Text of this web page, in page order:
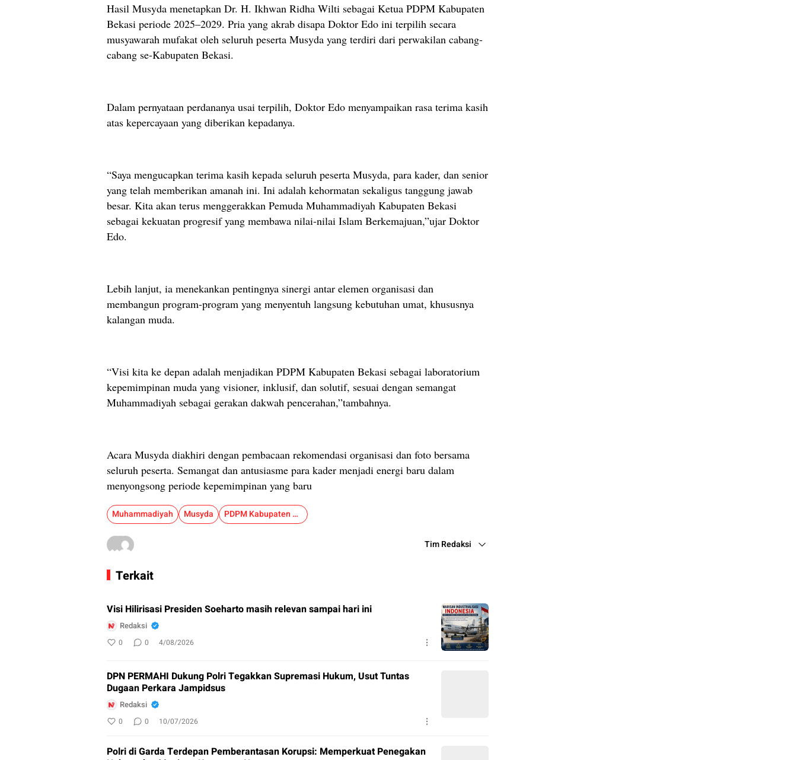
Hasil Musyda menetapkan Dr. H. Ikhwan Ridha Wilti sebagai Ketua PDPM Kabupaten
Bekasi periode 2025–2029. Pria yang akrab disapa Doktor Edo ini terpilih secara
musyawarah mufakat oleh seluruh peserta Musyda yang terdiri dari perwakilan cabang-
cabang se-Kabupaten Bekasi.
Dalam pernyataan perdananya usai terpilih, Doktor Edo menyampaikan rasa terima kasih
atas kepercayaan yang diberikan kepadanya.
“Saya mengucapkan terima kasih kepada seluruh peserta Musyda, para kader, dan senior
yang telah memberikan amanah ini. Ini adalah kehormatan sekaligus tanggung jawab
besar. Kita akan terus menggerakkan Pemuda Muhammadiyah Kabupaten Bekasi
sebagai kekuatan progresif yang membawa nilai-nilai Islam Berkemajuan,”ujar Doktor
Edo.
Lebih lanjut, ia menekankan pentingnya sinergi antar elemen organisasi dan
membangun program-program yang menyentuh langsung kebutuhan umat, khususnya
kalangan muda.
“Visi kita ke depan adalah menjadikan PDPM Kabupaten Bekasi sebagai laboratorium
kepemimpinan muda yang visioner, inklusif, dan solutif, sesuai dengan semangat
Muhammadiyah sebagai gerakan dakwah pencerahan,”tambahnya.
Acara Musyda diakhiri dengan pembacaan rekomendasi organisasi dan foto bersama
seluruh peserta. Semangat dan antusiasme para kader menjadi energi baru dalam
menyongsong periode kepemimpinan yang baru
Muhammadiyah Musyda PDPM Kabupaten Bekasi
Tim Redaksi
Terkait
Visi Hilirisasi Presiden Soeharto masih relevan sampai hari ini
Redaksi
0 0 4/08/2026
DPN PERMAHI Dukung Polri Tegakkan Supremasi Hukum, Usut Tuntas
Dugaan Perkara Jampidsus
Redaksi
0 0 10/07/2026
Polri di Garda Terdepan Pemberantasan Korupsi: Memperkuat Penegakan